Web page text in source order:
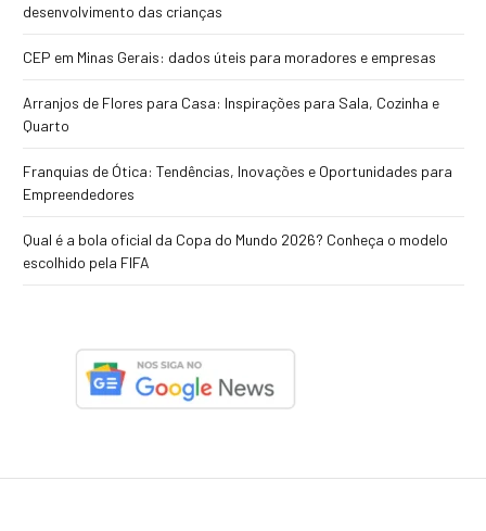
desenvolvimento das crianças
CEP em Minas Gerais: dados úteis para moradores e empresas
Arranjos de Flores para Casa: Inspirações para Sala, Cozinha e
Quarto
Franquias de Ótica: Tendências, Inovações e Oportunidades para
Empreendedores
Qual é a bola oficial da Copa do Mundo 2026? Conheça o modelo
escolhido pela FIFA